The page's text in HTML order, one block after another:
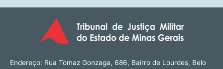
Endereço: Rua Tomaz Gonzaga, 686, Bairro de Lourdes, Belo